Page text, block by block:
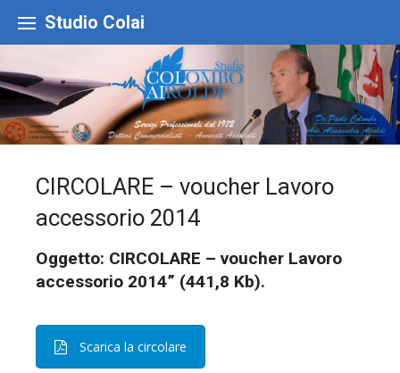
content
Studio Colai
CIRCOLARE – voucher Lavoro
accessorio 2014
Oggetto: CIRCOLARE – voucher Lavoro
accessorio 2014” (441,8 Kb).
Scarica la circolare